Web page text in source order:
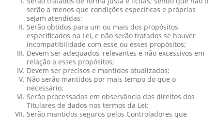
serão a menos que condições específicas e próprias
sejam atendidas;
Serão obtidos para um ou mais dos propósitos
especificados na Lei, e não serão tratados se houver
incompatibilidade com esse ou esses propósitos;
Devem ser adequados, relevantes e não excessivos em
relação a esses propósitos;
Devem ser precisos e mantidos atualizados;
Não serão mantidos por mais tempo do que o
necessário;
Serão processados em observância dos direitos dos
Titulares de dados nos termos da Lei;
Serão mantidos seguros pelos Controladores que